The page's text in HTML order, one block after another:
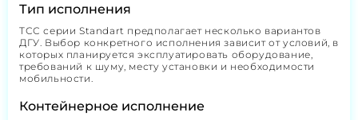
Тип исполнения
ТСС серии Standart предполагает несколько вариантов
ДГУ. Выбор конкретного исполнения зависит от условий, в
которых планируется эксплуатировать оборудование,
требований к шуму, месту установки и необходимости
мобильности.
Контейнерное исполнение